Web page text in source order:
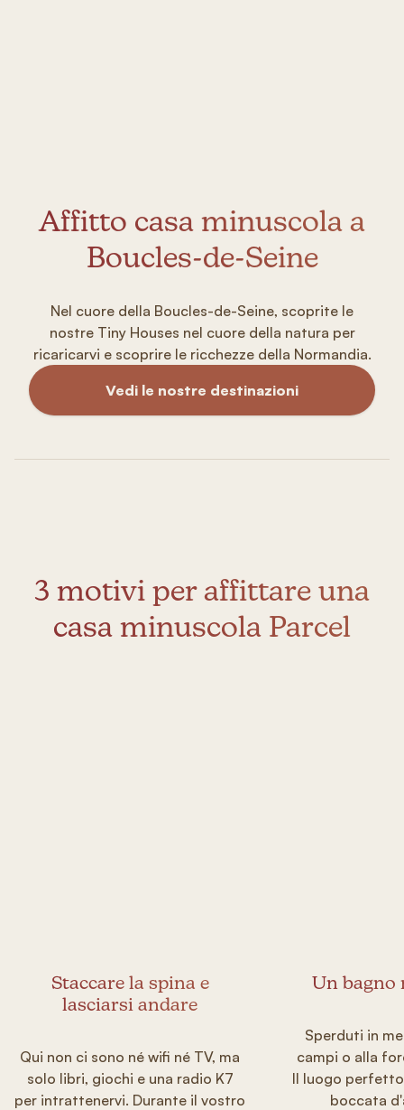
Affitto casa minuscola a
Boucles-de-Seine
Nel cuore della Boucles-de-Seine, scoprite le
nostre Tiny Houses nel cuore della natura per
ricaricarvi e scoprire le ricchezze della Normandia.
Vedi le nostre destinazioni
3 motivi per affittare una
casa minuscola Parcel
Staccare la spina e
lasciarsi andare
Qui non ci sono né wifi né TV, ma
solo libri, giochi e una radio K7
per intrattenervi. Durante il vostro
Un bagno
Sperduti in
campi o alla
Il luogo
boccata